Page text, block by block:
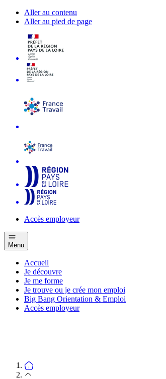
Aller au contenu
Aller au pied de page
Accès employeur
Menu
Accueil
Je découvre
Je me forme
Je trouve ou je crée mon emploi
Big Bang Orientation & Emploi
Accès employeur